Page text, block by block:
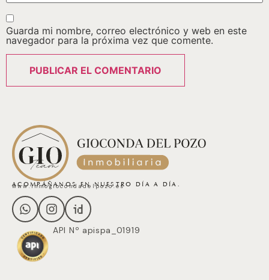
Guarda mi nombre, correo electrónico y web en este
navegador para la próxima vez que comente.
ACOMPÁÑANOS EN NUESTRO DÍA A DÍA.
www.inmogiocondadelpozo.es
API Nº apispa_01919